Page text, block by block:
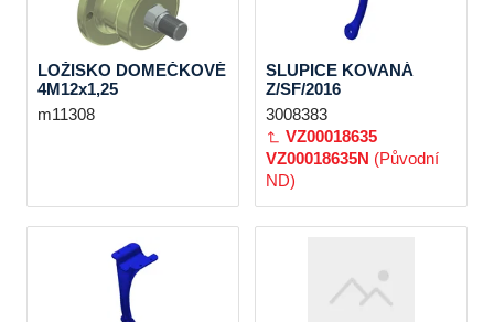
LOŽISKO DOMEČKOVÉ
4M12x1,25
m11308
SLUPICE KOVANÁ
Z/SF/2016
3008383
VZ00018635
VZ00018635N (Původní
ND)